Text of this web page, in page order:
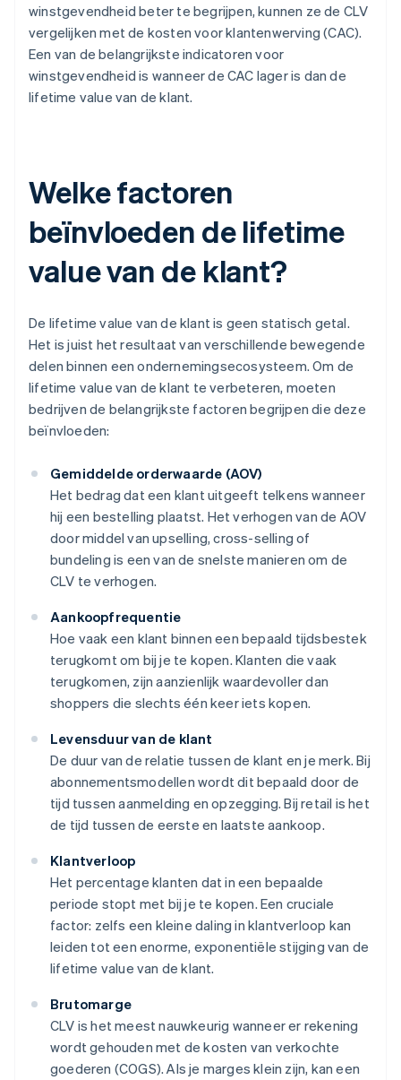
winstgevendheid beter te begrijpen, kunnen ze de CLV
vergelijken met de kosten voor klantenwerving (CAC).
Een van de belangrijkste indicatoren voor
winstgevendheid is wanneer de CAC lager is dan de
lifetime value van de klant.
Welke factoren
beïnvloeden de lifetime
value van de klant?
De lifetime value van de klant is geen statisch getal.
Het is juist het resultaat van verschillende bewegende
delen binnen een ondernemingsecosysteem. Om de
lifetime value van de klant te verbeteren, moeten
bedrijven de belangrijkste factoren begrijpen die deze
beïnvloeden:
Gemiddelde orderwaarde (AOV)
Het bedrag dat een klant uitgeeft telkens wanneer
hij een bestelling plaatst. Het verhogen van de AOV
door middel van upselling, cross-selling of
bundeling is een van de snelste manieren om de
CLV te verhogen.
Aankoopfrequentie
Hoe vaak een klant binnen een bepaald tijdsbestek
terugkomt om bij je te kopen. Klanten die vaak
terugkomen, zijn aanzienlijk waardevoller dan
shoppers die slechts één keer iets kopen.
Levensduur van de klant
De duur van de relatie tussen de klant en je merk. Bij
abonnementsmodellen wordt dit bepaald door de
tijd tussen aanmelding en opzegging. Bij retail is het
de tijd tussen de eerste en laatste aankoop.
Klantverloop
Het percentage klanten dat in een bepaalde
periode stopt met bij je te kopen. Een cruciale
factor: zelfs een kleine daling in klantverloop kan
leiden tot een enorme, exponentiële stijging van de
lifetime value van de klant.
Brutomarge
CLV is het meest nauwkeurig wanneer er rekening
wordt gehouden met de kosten van verkochte
goederen (COGS). Als je marges klein zijn, kan een